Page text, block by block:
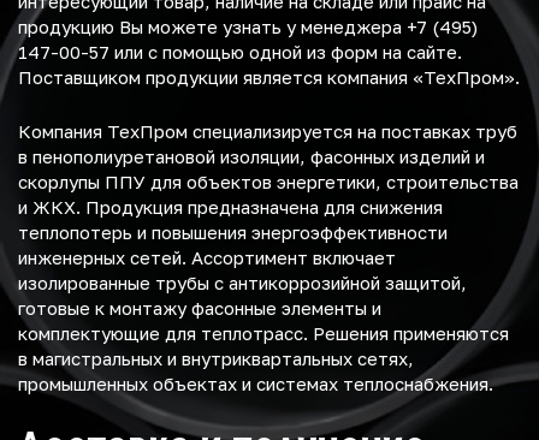
продукцию Вы можете узнать у менеджера +7 (495)
147-00-57 или с помощью одной из форм на сайте.
Поставщиком продукции является компания «ТехПром».
Компания ТехПром специализируется на поставках труб
в пенополиуретановой изоляции, фасонных изделий и
скорлупы ППУ для объектов энергетики, строительства
и ЖКХ. Продукция предназначена для снижения
теплопотерь и повышения энергоэффективности
инженерных сетей. Ассортимент включает
изолированные трубы с антикоррозийной защитой,
готовые к монтажу фасонные элементы и
комплектующие для теплотрасс. Решения применяются
в магистральных и внутриквартальных сетях,
промышленных объектах и системах теплоснабжения.